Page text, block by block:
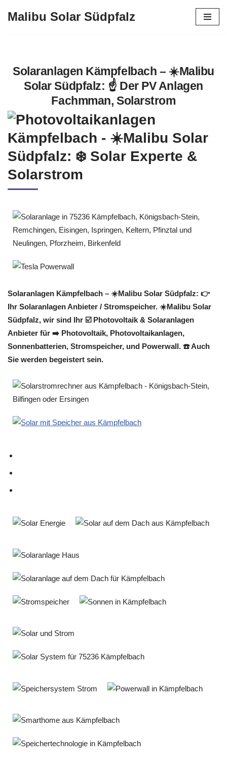
Malibu Solar Südpfalz
Solaranlagen Kämpfelbach – ☀️Malibu
Solar Südpfalz: ☝️ Der PV Anlagen
Fachmman, Solarstrom
Solaranlagen Kämpfelbach – ☀️Malibu Solar Südpfalz: 👉
Ihr Solaranlagen Anbieter / Stromspeicher. ☀️Malibu Solar
Südpfalz, wir sind Ihr ☑️ Photovoltaik & Solaranlagen
Anbieter für ➡️ Photovoltaik, Photovoltaikanlagen,
Sonnenbatterien, Stromspeicher, und Powerwall. ☎️ Auch
Sie werden begeistert sein.